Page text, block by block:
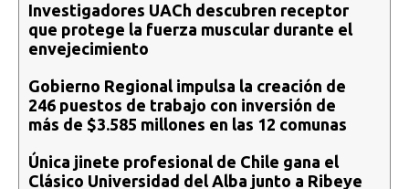
Investigadores UACh descubren receptor
que protege la fuerza muscular durante el
envejecimiento
Gobierno Regional impulsa la creación de
246 puestos de trabajo con inversión de
más de $3.585 millones en las 12 comunas
Única jinete profesional de Chile gana el
Clásico Universidad del Alba junto a Ribeye